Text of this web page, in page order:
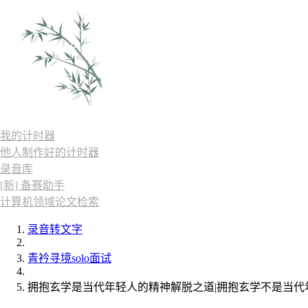
我的计时器
他人制作好的计时器
录音库
[新] 备赛助手
计算机领域论文检索
录音转文字
青衿寻境solo面试
拥抱玄学是当代年轻人的精神解脱之道|拥抱玄学不是当